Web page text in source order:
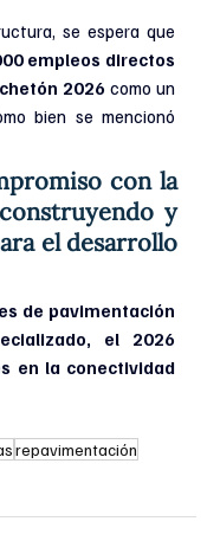
se espera que
empleos directos
2026 como un
bien se mencionó
con la
y
el desarrollo
de pavimentación
el 2026
en la conectividad
repavimentación